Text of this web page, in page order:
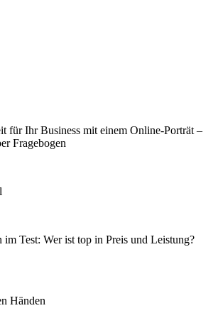
für Ihr Business mit einem Online-Porträt –
Fragebogen
Test: Wer ist top in Preis und Leistung?
Händen